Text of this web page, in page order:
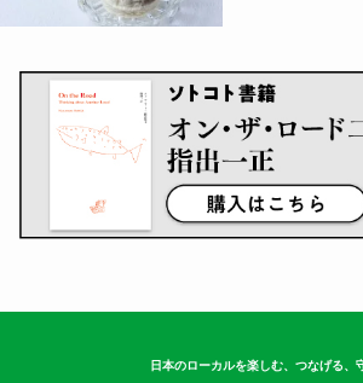
日本のローカルを楽しむ、つなげる、